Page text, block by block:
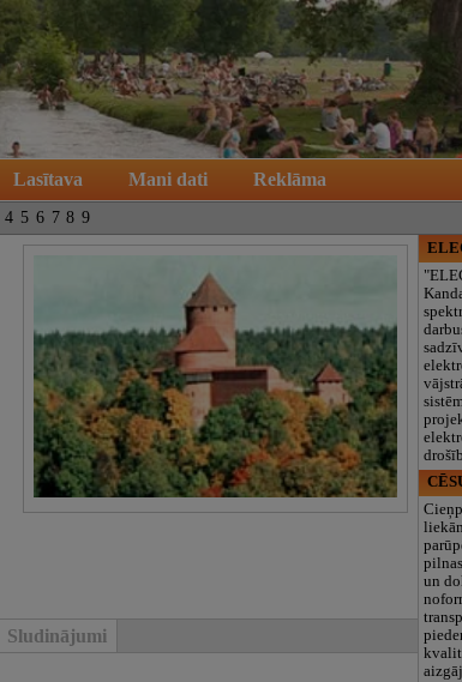
Lasītava Mani dati Reklāma
4 5 6 7 8 9
Sludinājumi
un